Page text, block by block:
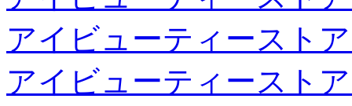
アイビューティースト
アイビューティースト